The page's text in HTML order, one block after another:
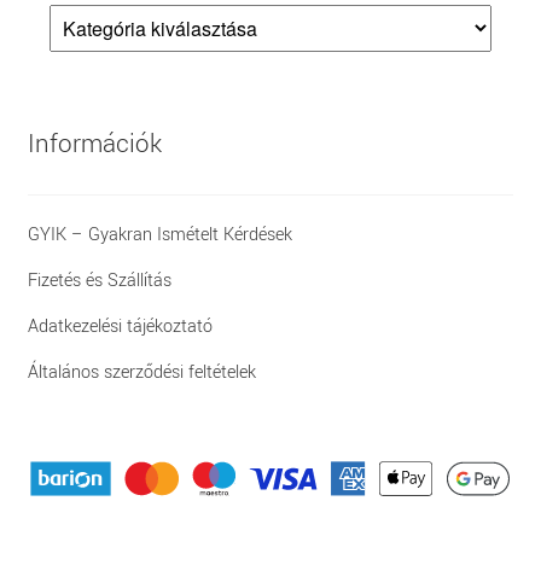
Információk
GYIK – Gyakran Ismételt Kérdések
Fizetés és Szállítás
Adatkezelési tájékoztató
Általános szerződési feltételek